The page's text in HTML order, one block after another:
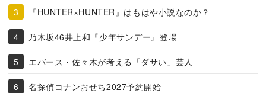
『HUNTER×HUNTER』はもはや小説なのか？
乃木坂46井上和『少年サンデー』登場
エバース・佐々木が考える「ダサい」芸人
名探偵コナンおせち2027予約開始